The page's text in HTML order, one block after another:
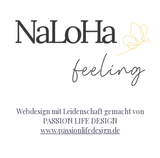
Webdesign mit Leidenschaft gemacht von
PASSION LIFE DESIGN
www.passionlifedesign.de